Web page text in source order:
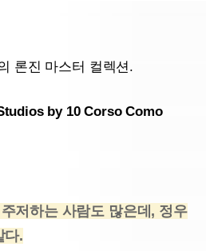
론진 마스터 컬렉션.
by 10 Corso Como
저하는 사람도 많은데, 정우
다.